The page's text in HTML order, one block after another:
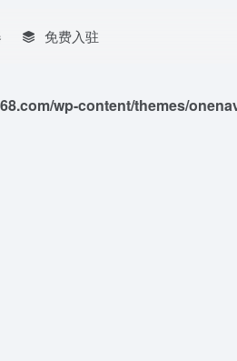
wp-content/themes/
免费入驻